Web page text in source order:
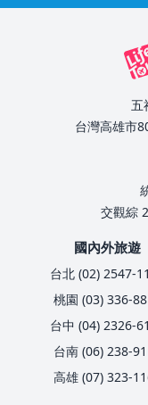
五
台灣高雄市
交觀綜
國內外旅遊
台北 (02) 2547-
桃園 (03) 336-
台中 (04) 2326-
台南 (06) 238-
高雄 (07) 323-